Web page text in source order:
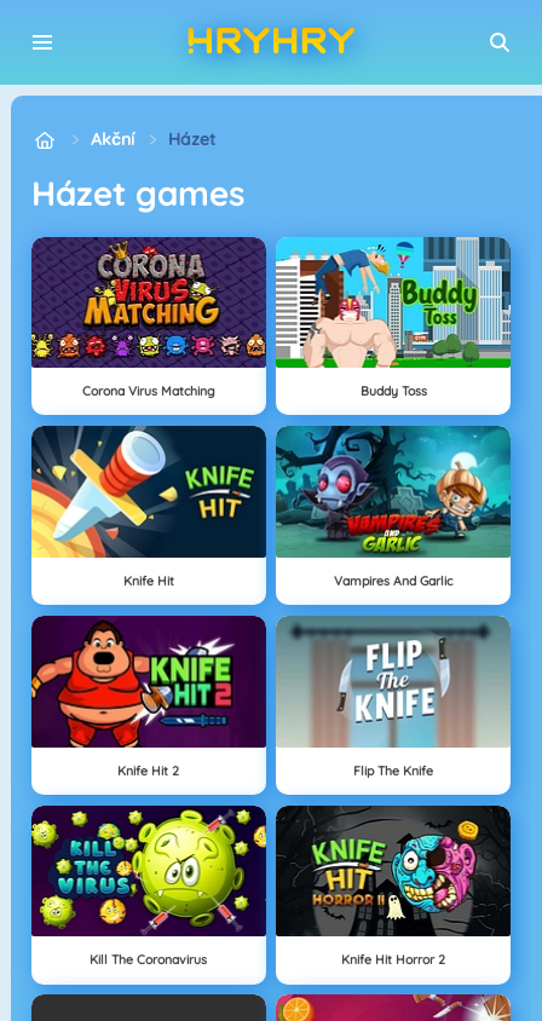
Akční Házet
Házet games
Corona Virus Matching Buddy Toss
Knife Hit Vampires And Garlic
Knife Hit 2 Flip The Knife
Kill The Coronavirus Knife Hit Horror 2